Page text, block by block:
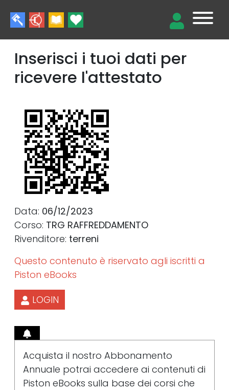
Inserisci i tuoi dati per
ricevere l'attestato
Data: 06/12/2023
Corso: TRG RAFFREDDAMENTO
Rivenditore: terreni
Questo contenuto è riservato agli iscritti a
Piston eBooks
LOGIN
Acquista il nostro Abbonamento
Annuale potrai accedere ai contenuti di
Piston eBooks sulla base dei corsi che